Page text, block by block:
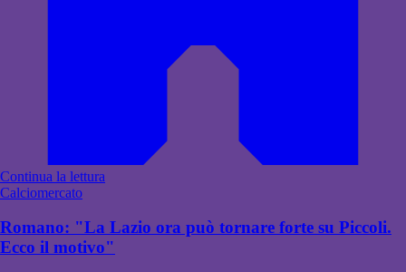
Continua la lettura
Calciomercato
Romano: "La Lazio ora può tornare forte su Piccoli.
Ecco il motivo"